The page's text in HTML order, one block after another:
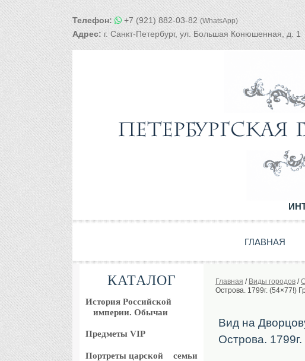
Телефон: +7 (921) 882-03-82(WhatsApp)
Адрес:г. Санкт-Петербург, ул. Большая Конюшенная, д. 1
ГЛАВНАЯ
КАТАЛОГ
История Российской
империи. Обычаи
Предметы VIP
Портреты царской семьи
Главная / Виды городов /
Острова. 1799г. (54×77!)
Вид на
Острова.